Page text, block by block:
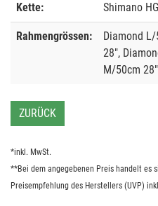
Kette: Shimano
Rahmengrössen:
Diamond
28",
M/50cm
ZURÜCK
*inkl. MwSt.
**Bei dem angegebenen Preis handelt es
Preisempfehlung des Herstellers (UVP)